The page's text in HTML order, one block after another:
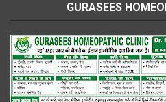
GURASEES